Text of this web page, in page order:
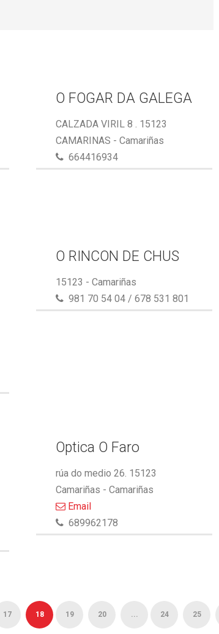
O FOGAR DA GALEGA
CALZADA VIRIL 8 . 15123
CAMARINAS - Camariñas
664416934
O RINCON DE CHUS
15123 - Camariñas
981 70 54 04 / 678 531 801
Optica O Faro
rúa do medio 26. 15123
Camariñas - Camariñas
Email
689962178
17 18 19 20 ... 24 25